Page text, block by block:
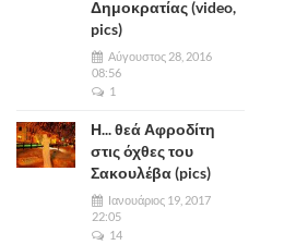
Δημοκρατίας (video,
pics)
Αύγουστος 28, 2016
08:56
1
Η... θεά Αφροδίτη
στις όχθες του
Σακουλέβα (pics)
Ιανουάριος 19, 2017
22:05
14